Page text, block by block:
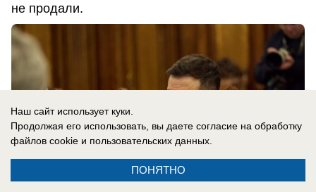
не продали.
Наш сайт использует куки.
Продолжая его использовать, вы даете согласие на обработку
файлов cookie и пользовательских данных.
ПОНЯТНО